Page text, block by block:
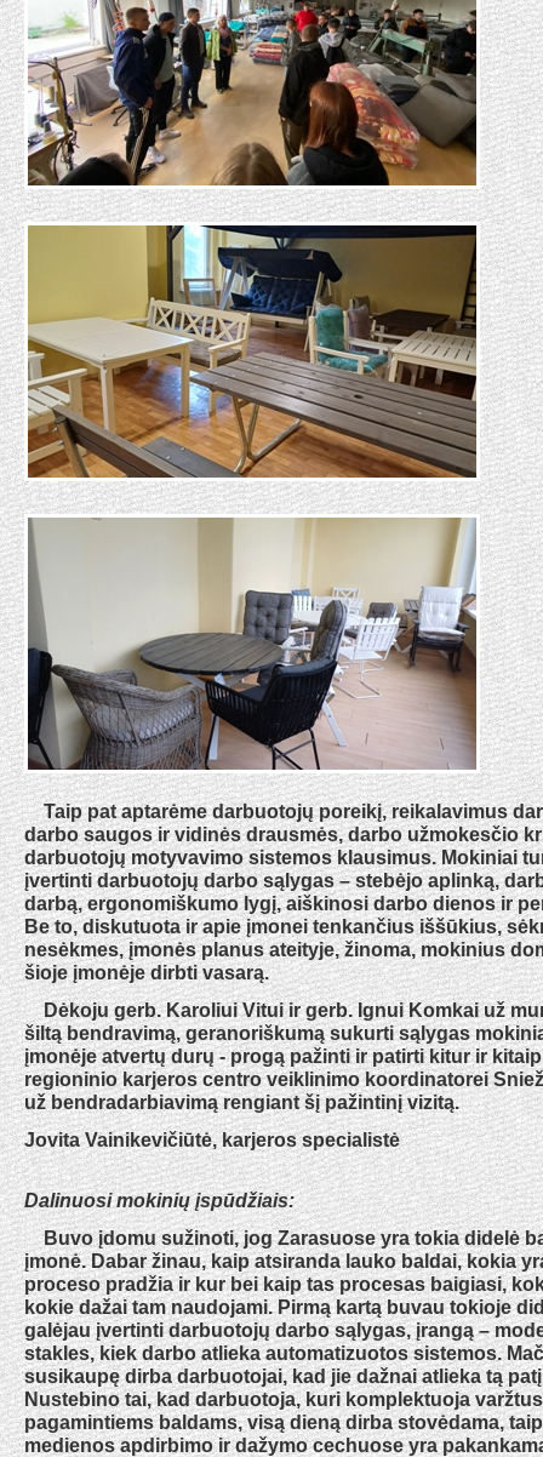
Taip pat aptarėme darbuotojų poreikį, reikalavimus
darbo saugos ir vidinės drausmės, darbo užmokesčio
darbuotojų motyvavimo sistemos klausimus. Mokiniai
įvertinti darbuotojų darbo sąlygas – stebėjo aplinką,
darbą, ergonomiškumo lygį, aiškinosi darbo dienos ir
Be to, diskutuota ir apie įmonei tenkančius iššūkius,
nesėkmes, įmonės planus ateityje, žinoma, mokinius
šioje įmonėje dirbti vasarą.
Dėkoju gerb. Karoliui Vitui ir gerb. Ignui Komkai už
šiltą bendravimą, geranoriškumą sukurti sąlygas
įmonėje atvertų durų - progą pažinti ir patirti kitur ir
regioninio karjeros centro veiklinimo koordinatorei
už bendradarbiavimą rengiant šį pažintinį vizitą.
Jovita Vainikevičiūtė, karjeros specialistė
Dalinuosi mokinių įspūdžiais:
Buvo įdomu sužinoti, jog Zarasuose yra tokia didelė
įmonė. Dabar žinau, kaip atsiranda lauko baldai, kokia
proceso pradžia ir kur bei kaip tas procesas baigiasi,
kokie dažai tam naudojami. Pirmą kartą buvau tokioje
galėjau įvertinti darbuotojų darbo sąlygas, įrangą –
stakles, kiek darbo atlieka automatizuotos sistemos.
susikaupę dirba darbuotojai, kad jie dažnai atlieka tą
Nustebino tai, kad darbuotoja, kuri komplektuoja
pagamintiems baldams, visą dieną dirba stovėdama,
medienos apdirbimo ir dažymo cechuose yra